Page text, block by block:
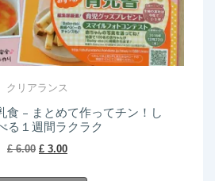
クリアランス
食 – まとめて作ってチン！し
る１週間ラクラク
£6.00 Original
£ 3.00Current